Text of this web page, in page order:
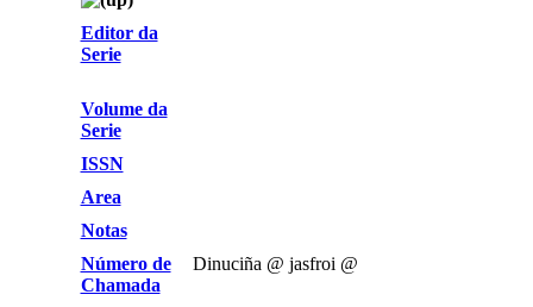
Editor da
Serie
Volume da
Serie
ISSN
Area
Notas
Número de
Chamada
Dinuciña @ jasfroi @